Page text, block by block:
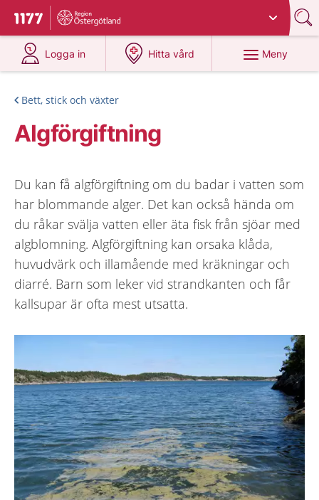
Till startsidan för 1177
Du har valt region
Logga in
på 1177.se
Hitta vård
på 1177.se
Meny
Bett, stick och växter
Algförgiftning
Du kan få algförgiftning om du badar i vatten som
har blommande alger. Det kan också hända om
du råkar svälja vatten eller äta fisk från sjöar med
algblomning. Algförgiftning kan orsaka klåda,
huvudvärk och illamående med kräkningar och
diarré. Barn som leker vid strandkanten och får
kallsupar är ofta mest utsatta.